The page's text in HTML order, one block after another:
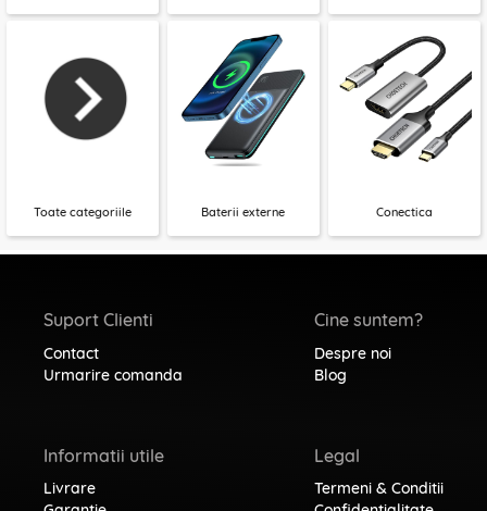
Toate categoriile Baterii externe Conectica
Suport Clienti
Contact
Urmarire comanda
Informatii utile
Livrare
Cine suntem?
Despre noi
Blog
Legal
Termeni & Conditii